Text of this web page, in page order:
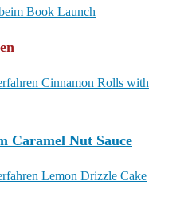
Book Launch
Caramel Nut Sauce